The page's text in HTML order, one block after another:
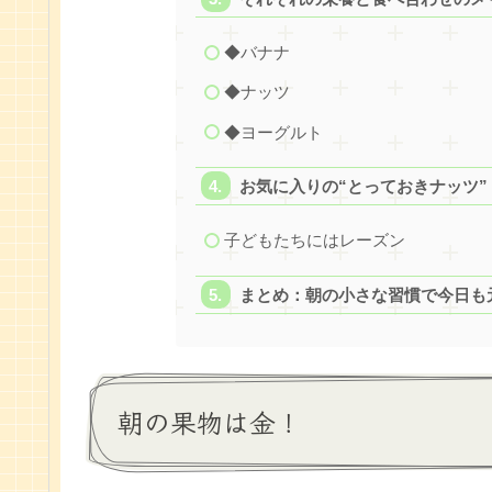
◆バナナ
◆ナッツ
◆ヨーグルト
お気に入りの“とっておきナッツ”
子どもたちにはレーズン
まとめ：朝の小さな習慣で今日も
朝の果物は金！